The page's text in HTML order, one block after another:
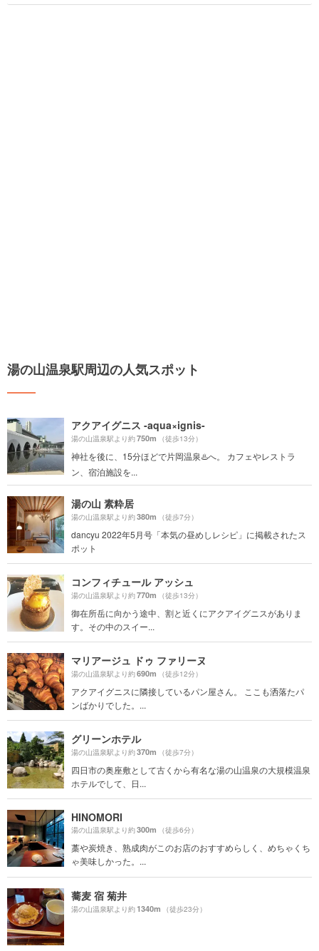
湯の山温泉駅周辺の人気スポット
アクアイグニス -aqua×ignis-
湯の山温泉駅より約750m （徒歩13分）
神社を後に、15分ほどで片岡温泉♨️へ。 カフェやレストラ
ン、宿泊施設を...
湯の山 素粋居
湯の山温泉駅より約380m （徒歩7分）
dancyu 2022年5月号「本気の昼めしレシピ」に掲載されたス
ポット
コンフィチュール アッシュ
湯の山温泉駅より約770m （徒歩13分）
御在所岳に向かう途中、割と近くにアクアイグニスがありま
す。その中のスイー...
マリアージュ ドゥ ファリーヌ
湯の山温泉駅より約690m （徒歩12分）
アクアイグニスに隣接しているパン屋さん。 ここも洒落たパ
ンばかりでした。...
グリーンホテル
湯の山温泉駅より約370m （徒歩7分）
四日市の奥座敷として古くから有名な湯の山温泉の大規模温泉
ホテルでして、日...
HINOMORI
湯の山温泉駅より約300m （徒歩6分）
藁や炭焼き、熟成肉がこのお店のおすすめらしく、めちゃくち
ゃ美味しかった。...
蕎麦 宿 菊井
湯の山温泉駅より約1340m （徒歩23分）